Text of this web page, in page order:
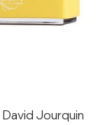
David Jourquin